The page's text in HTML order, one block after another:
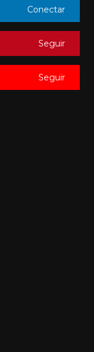
Conectar
Seguir
Seguir